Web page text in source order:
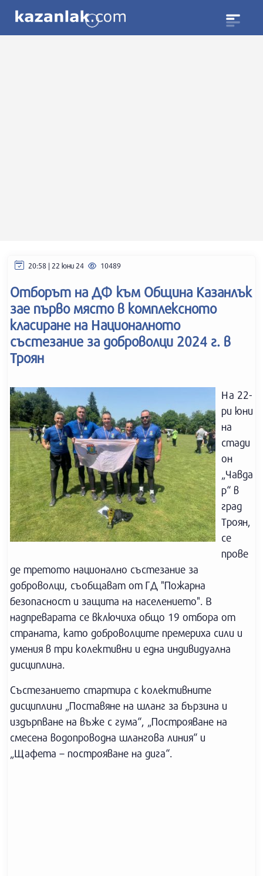
20:58 | 22 юни 24 10489
Отборът на ДФ към Община Казанлък
зае първо място в комплексното
класиране на Националното
състезание за доброволци 2024 г. в
Троян
На 22-
ри юни
на
стади
он
„Чавда
р“ в
град
Троян,
се
прове
де третото национално състезание за
доброволци, съобщават от ГД "Пожарна
безопасност и защита на населението". В
надпреварата се включиха общо 19 отбора от
страната, като доброволците премериха сили и
умения в три колективни и една индивидуална
дисциплина.
Състезанието стартира с колективните
дисциплини „Поставяне на шланг за бързина и
издърпване на въже с гума“, „Построяване на
смесена водопроводна шлангова линия“ и
„Щафета – построяване на дига“.